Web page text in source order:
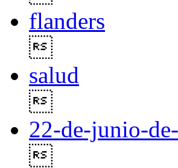
flanders
salud
22-de-junio-